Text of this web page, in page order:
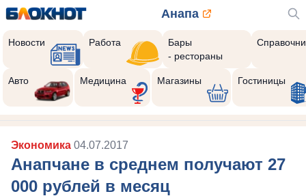
Анапа
Новости Работа
Бары
- рестораны
Авто Медицина Магазины Гостиницы
Экономика 04.07.2017
Анапчане в среднем получают 27
000 рублей в месяц